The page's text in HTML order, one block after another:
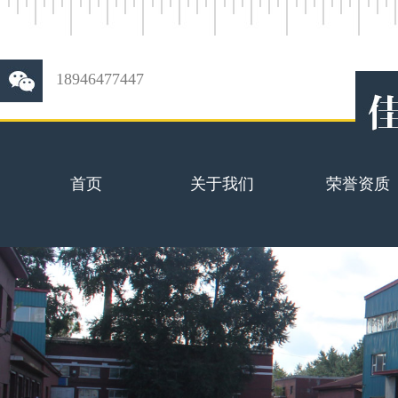
18946477447
首页 关于我们 荣誉资质